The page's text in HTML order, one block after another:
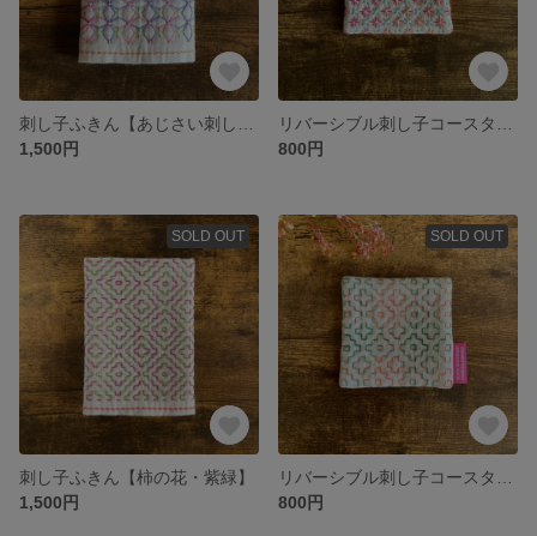
1,500円
800円
SOLD OUT
刺し子ふきん【柿の花・紫緑】
1,500円
SOLD OUT
800円